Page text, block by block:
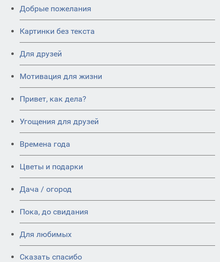
Добрые пожелания
Картинки без текста
Для друзей
Мотивация для жизни
Привет, как дела?
Угощения для друзей
Времена года
Цветы и подарки
Дача / огород
Пока, до свидания
Для любимых
Сказать спасибо